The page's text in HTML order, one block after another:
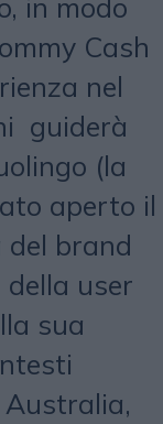
Cash
nel
guiderà
(la
aperto il
del brand
user
sua